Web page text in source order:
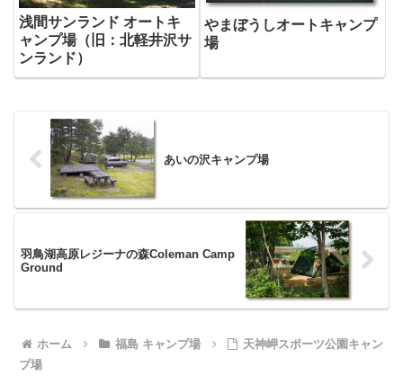
浅間サンランド オートキ
ャンプ場（旧：北軽井沢サ
ンランド）
やまぼうしオートキャンプ
場
あいの沢キャンプ場
羽鳥湖高原レジーナの森Coleman Camp
Ground
ホーム 福島 キャンプ場
天神岬スポーツ公園キャン
プ場